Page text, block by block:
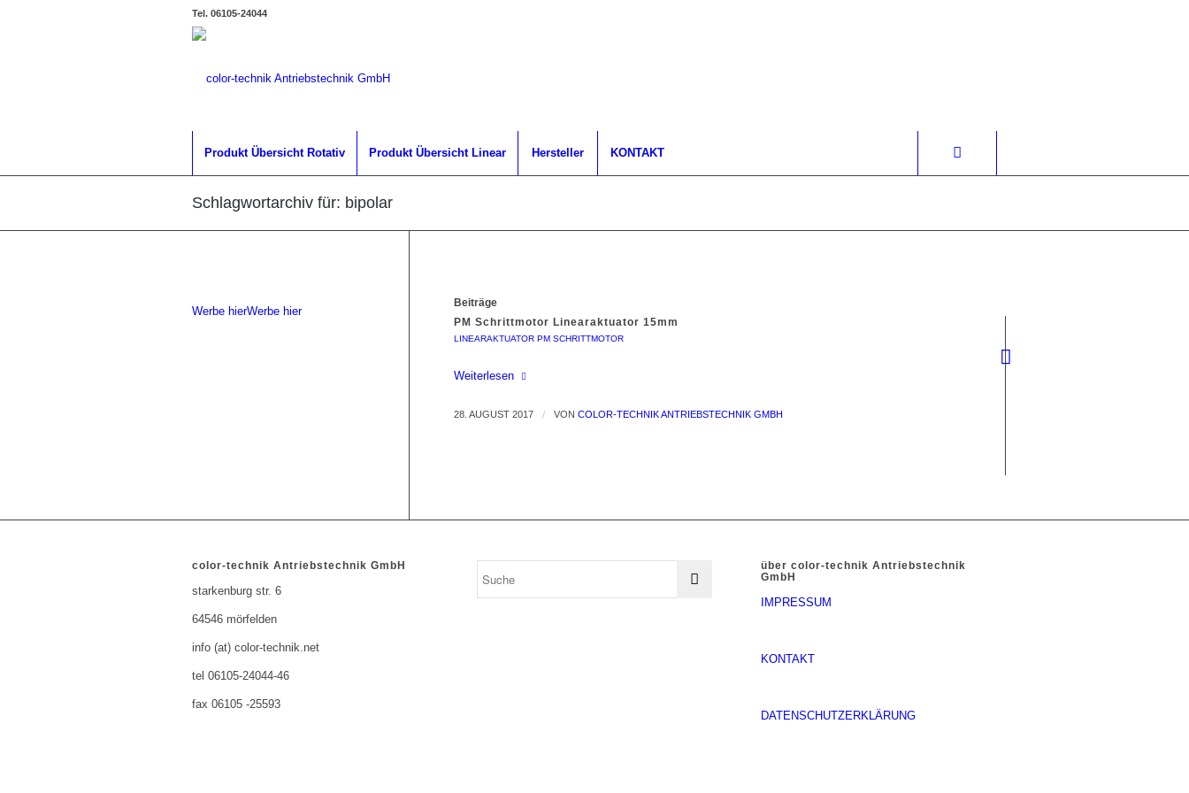
Tel. 06105-24044
Produkt Übersicht Rotativ Produkt Übersicht Linear Hersteller KONTAKT
Schlagwortarchiv für: bipolar
Beiträge
PM Schrittmotor Linearaktuator 15mm
LINEARAKTUATOR PM SCHRITTMOTOR
Weiterlesen
28. AUGUST 2017 / VON COLOR-TECHNIK ANTRIEBSTECHNIK GMBH
Werbe hierWerbe hier
color-technik Antriebstechnik GmbH
starkenburg str. 6
64546 mörfelden
info (at) color-technik.net
tel 06105-24044-46
fax 06105 -25593
über color-technik Antriebstechnik
GmbH
IMPRESSUM
KONTAKT
DATENSCHUTZERKLÄRUNG